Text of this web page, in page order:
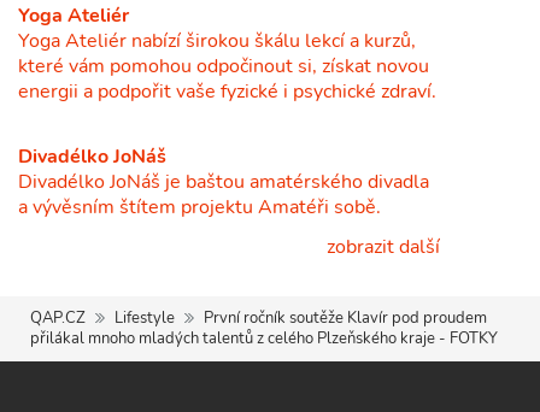
Yoga Ateliér
Yoga Ateliér nabízí širokou škálu lekcí a kurzů,
které vám pomohou odpočinout si, získat novou
energii a podpořit vaše fyzické i psychické zdraví.
Divadélko JoNáš
Divadélko JoNáš je baštou amatérského divadla
a vývěsním štítem projektu Amatéři sobě.
zobrazit další
QAP.CZ Lifestyle
První ročník soutěže Klavír pod proudem
přilákal mnoho mladých talentů z celého Plzeňského kraje - FOTKY